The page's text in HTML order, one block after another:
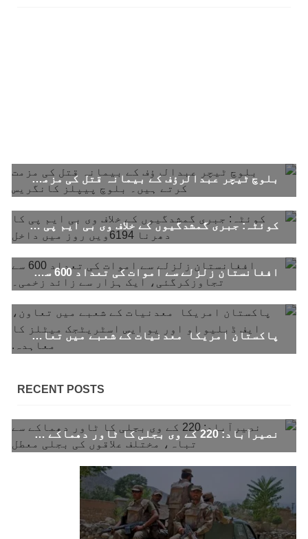
بلوچ ٹیچر عبدالرؤف کے بیمانہ قتل کی مزمت کرتے ہیں۔ بلوچ پیپلز کانگریس
کوئٹہ: جبری گمشدگیوں کے خلاف وی بی ایم پی کا دھرنا 6194ویں روز میں داخل
افغانستان زلزلے سے اموات کی تعداد 600 سے تجاوزکرگئی، ایک ہزار سے زائد زخمی۔
پاکستان امریکا معدنیات کے شعبے میں تعاون، ایف ڈبلیو او اور یو ایس اسٹریٹجک میٹلز کا معاہدہ.
RECENT POSTS
نصیرآباد: 220 کے وی بجلی کا ٹاور دھماکے سے تباہ، مختلف علاقوں کی بجلی معطل